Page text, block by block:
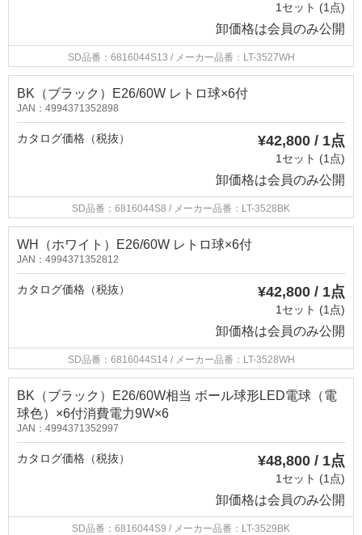
1セット (1点)
卸価格は会員のみ公開
SD品番：6816044S13 / メーカー品番：LT-3527WH
BK（ブラック）E26/60W レトロ球×6付
JAN：4994371352898
カタログ価格（税抜） ¥42,800 / 1点
1セット (1点)
卸価格は会員のみ公開
SD品番：6816044S8 / メーカー品番：LT-3528BK
WH（ホワイト）E26/60W レトロ球×6付
JAN：4994371352812
カタログ価格（税抜） ¥42,800 / 1点
1セット (1点)
卸価格は会員のみ公開
SD品番：6816044S14 / メーカー品番：LT-3528WH
BK（ブラック）E26/60W相当 ボール球形LED電球（電
球色）×6付消費電力9W×6
JAN：4994371352997
カタログ価格（税抜） ¥48,800 / 1点
1セット (1点)
卸価格は会員のみ公開
SD品番：6816044S9 / メーカー品番：LT-3529BK